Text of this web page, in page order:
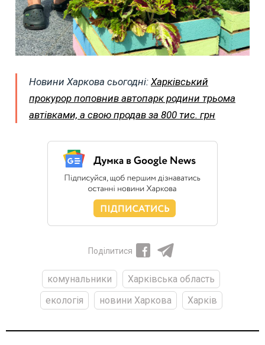
Новини Харкова сьогодні: Харківський
прокурор поповнив автопарк родини трьома
автівками, а свою продав за 800 тис. грн
Поділитися
комунальники
Харківська область
екологія
новини Харкова Харків